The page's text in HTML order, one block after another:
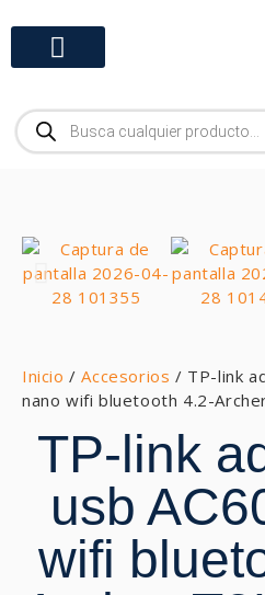
Inicio /Accesorios / TP-link
nano wifi bluetooth 4.2-
TP-link
usb
wifi